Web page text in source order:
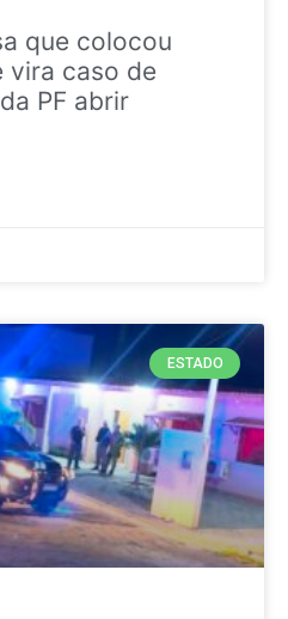
que colocou
vira caso de
PF abrir
ESTADO